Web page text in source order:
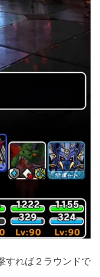
すれば２ラウンドで